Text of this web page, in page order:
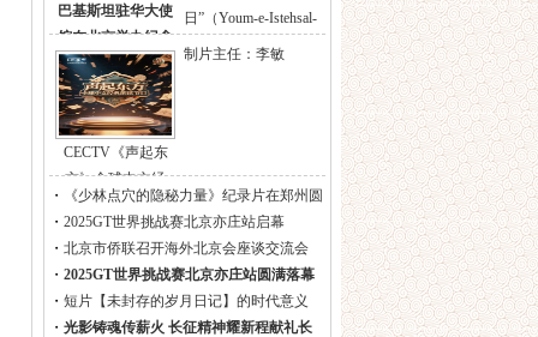
巴基斯坦驻华大使
馆在北京举办纪念
日”（Youm-e-Istehsal-
e-Kashmir）纪念活
CECTV《声起东
方》全球中文经
制片主任：李敏
・
《少林点穴的隐秘力量》纪录片在郑州圆
满杀青
・ 2025GT世界挑战赛北京亦庄站启幕
・ 北京市侨联召开海外北京会座谈交流会
・ 2025GT世界挑战赛北京亦庄站圆满落幕
・ 短片【未封存的岁月日记】的时代意义
・ 光影铸魂传薪火 长征精神耀新程献礼长